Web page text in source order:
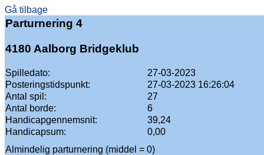
Gå tilbage
Parturnering 4
4180 Aalborg Bridgeklub
Spilledato:
27-03-2023
Posteringstidspunkt:
27-03-2023 16:26:04
Antal spil:
27
Antal borde:
6
Handicapgennemsnit:
39,24
Handicapsum:
0,00
Almindelig parturnering (middel = 0)